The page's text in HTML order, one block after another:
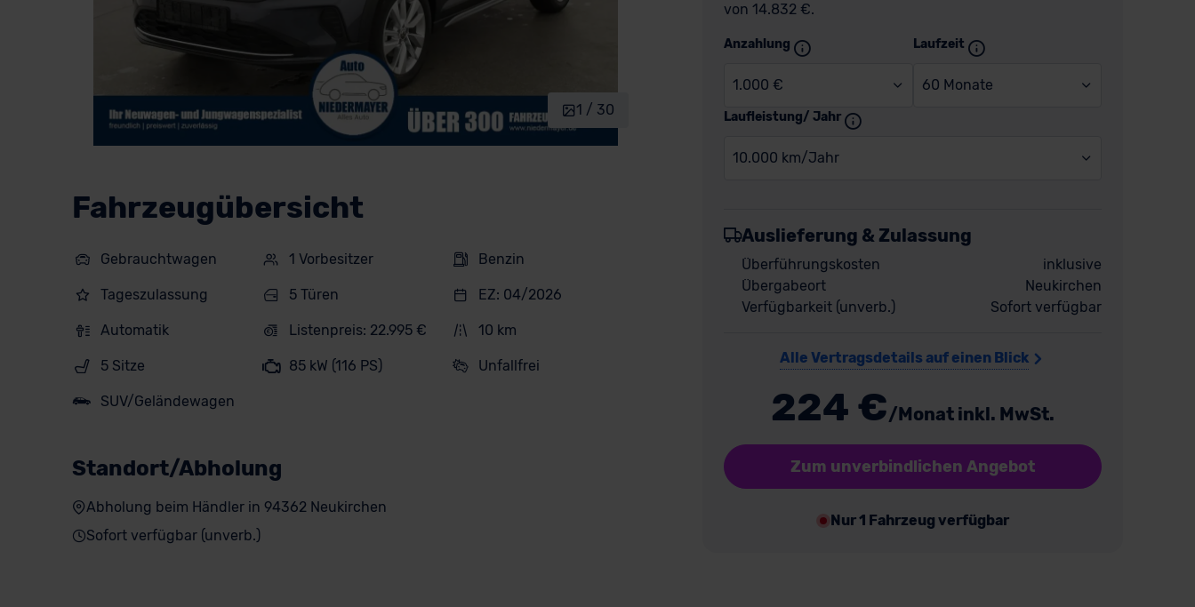
1 / 30
Fahrzeugübersicht
Gebrauchtwagen 1 Vorbesitzer Benzin
Tageszulassung 5 Türen EZ: 04/2026
Automatik Listenpreis: 22.995 € 10 km
5 Sitze 85 kW (116 PS) Unfallfrei
SUV/Geländewagen
Standort/Abholung
Abholung beim Händler in 94362 Neukirchen
Sofort verfügbar (unverb.)
von 14.832 €.
Anzahlung
1.000 €
Laufzeit
60 Monate
Laufleistung/ Jahr
10.000 km/Jahr
Auslieferung & Zulassung
Überführungskosten
inklusive
Übergabeort
Neukirchen
Verfügbarkeit (unverb.)
Sofort verfügbar
Alle Vertragsdetails auf einen Blick
224 €/Monat inkl. MwSt.
Zum unverbindlichen Angebot
Nur 1 Fahrzeug verfügbar